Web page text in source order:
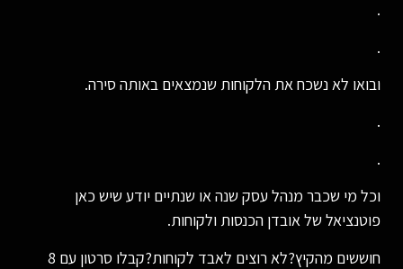
.
.
ובואו לא נשכח את הלקוחות שנמצאים באותה סירה.
.
.
וכל מי שכבר מנהל עסק שנה או שנתיים יודע שיש כאן
פוטנציאל של אובדן הכנסות ולקוחות.
חוששים מהקיץ?לא רוצים לאבד לקוחות?קבלו סרטון עם 8